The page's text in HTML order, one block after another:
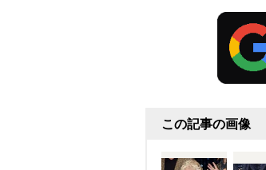
ートってやった
の。こういうこ
い。私、リトグ
この記事の画像